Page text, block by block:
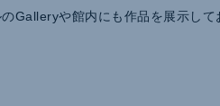
Galleryや館内にも作品を展示して